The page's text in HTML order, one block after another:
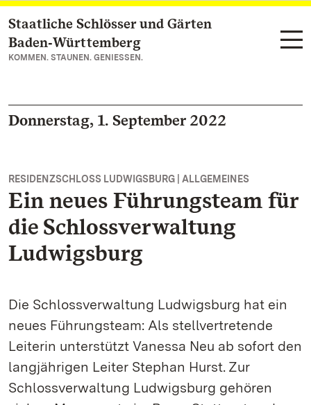
Zum Hauptinhalt springen
Staatliche Schlösser und Gärten
Baden‑Württemberg
KOMMEN. STAUNEN. GENIESSEN.
Donnerstag, 1. September 2022
RESIDENZSCHLOSS LUDWIGSBURG | ALLGEMEINES
Ein neues Führungsteam für
die Schlossverwaltung
Ludwigsburg
Die Schlossverwaltung Ludwigsburg hat ein
neues Führungsteam: Als stellvertretende
Leiterin unterstützt Vanessa Neu ab sofort den
langjährigen Leiter Stephan Hurst. Zur
Schlossverwaltung Ludwigsburg gehören